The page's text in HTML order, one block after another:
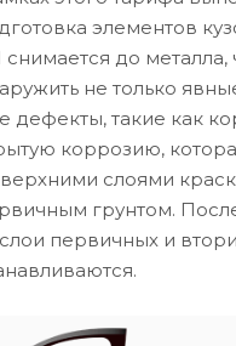
элементов
до металла,
не только
дефекты, такие как
коррозию,
верхними слоями
грунтом.
первичных и